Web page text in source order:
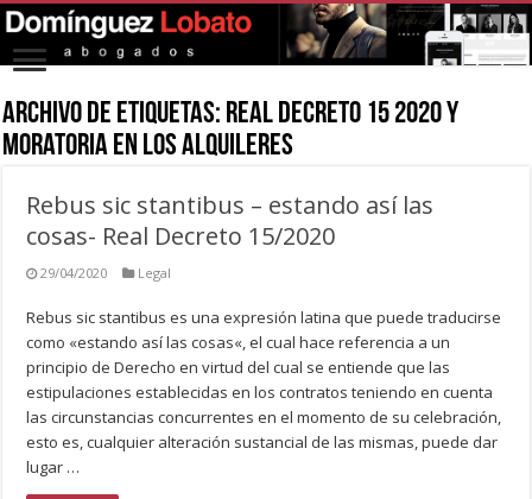
Archivo de Etiquetas: real decreto 15 2020 y
moratoria en los alquileres
Rebus sic stantibus – estando así las
cosas- Real Decreto 15/2020
29/04/2020 Legal
Rebus sic stantibus es una expresión latina que puede traducirse
como «estando así las cosas«, el cual hace referencia a un
principio de Derecho en virtud del cual se entiende que las
estipulaciones establecidas en los contratos teniendo en cuenta
las circunstancias concurrentes en el momento de su celebración,
esto es, cualquier alteración sustancial de las mismas, puede dar
lugar …